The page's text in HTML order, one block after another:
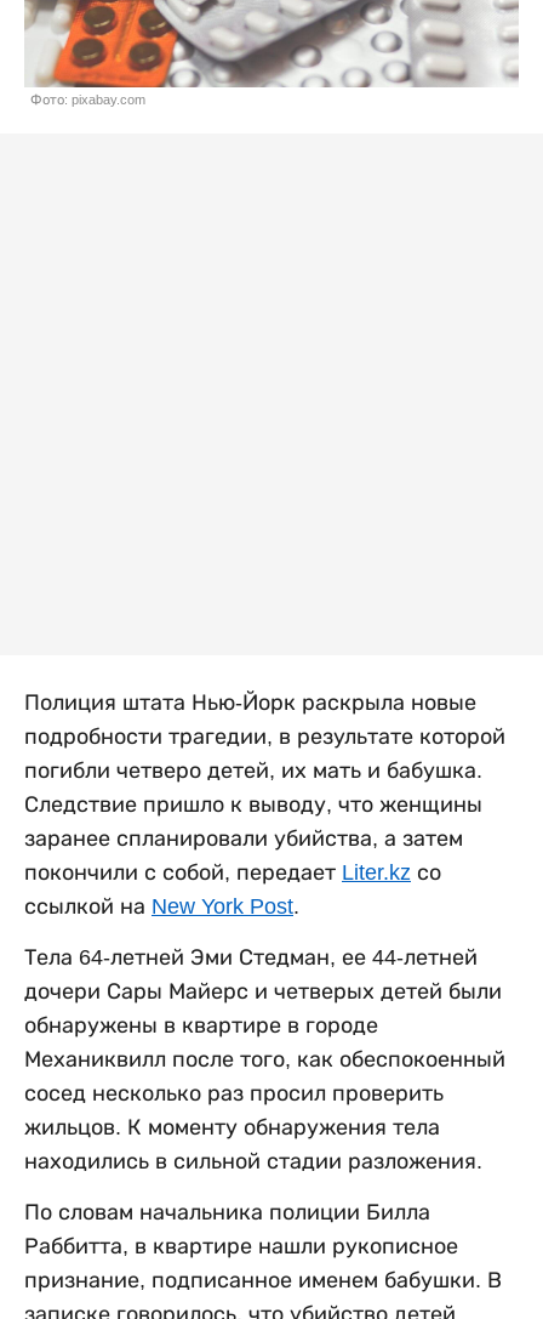
Фото: pixabay.com
Полиция штата Нью-Йорк раскрыла новые
подробности трагедии, в результате которой
погибли четверо детей, их мать и бабушка.
Следствие пришло к выводу, что женщины
заранее спланировали убийства, а затем
покончили с собой, передает Liter.kz со
ссылкой на New York Post.
Тела 64-летней Эми Стедман, ее 44-летней
дочери Сары Майерс и четверых детей были
обнаружены в квартире в городе
Механиквилл после того, как обеспокоенный
сосед несколько раз просил проверить
жильцов. К моменту обнаружения тела
находились в сильной стадии разложения.
По словам начальника полиции Билла
Раббитта, в квартире нашли рукописное
признание, подписанное именем бабушки. В
записке говорилось, что убийство детей